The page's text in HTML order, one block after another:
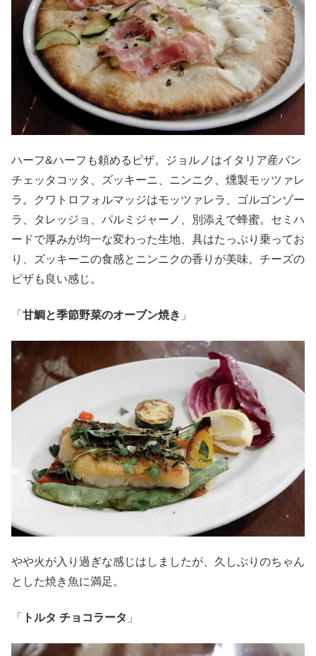
ハーフ&ハーフも頼めるピザ。ジョルノはイタリア産パン
チェッタコッタ、ズッキーニ、ニンニク、燻製モッツァレ
ラ。クワトロフォルマッジはモッツァレラ、ゴルゴンゾー
ラ、タレッジョ、パルミジャーノ、別添えで蜂蜜。セミハ
ードで厚みが均一な変わった生地、具はたっぷり乗ってお
り、ズッキーニの食感とニンニクの香りが美味。チーズの
ピザも良い感じ。
「 甘鯛と季節野菜のオーブン焼き 」
やや火が入り過ぎな感じはしましたが、久しぶりのちゃん
とした焼き魚に満足。
「 トルタ チョコラータ 」